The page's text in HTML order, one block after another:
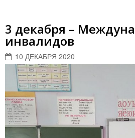
3 декабря –
инвалидов
10 ДЕКАБРЯ 2020